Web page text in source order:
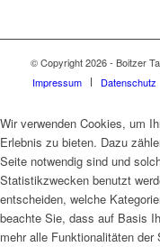
© Copyright 2026 - Boitzer
Impressum
Datenschutz
Wir verwenden Cookies, um
Erlebnis zu bieten. Dazu
Seite notwendig sind und
Statistikzwecken benutzt
entscheiden, welche
beachte Sie, dass auf Basis
mehr alle Funktionalitäten